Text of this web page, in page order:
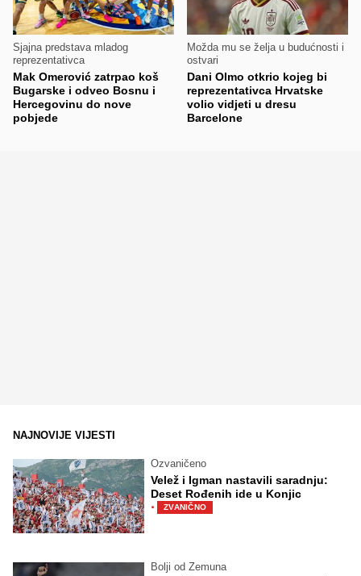
Sjajna predstava mladog
reprezentativca
Mak Omerović zatrpao koš
Bugarske i odveo Bosnu i
Hercegovinu do nove
pobjede
Možda mu se želja u budućnosti i
ostvari
Dani Olmo otkrio kojeg bi
reprezentativca Hrvatske
volio vidjeti u dresu
Barcelone
NAJNOVIJE VIJESTI
Ozvaničeno
Velež i Igman nastavili saradnju:
Deset Rođenih ide u Konjic
· ZVANIČNO
Bolji od Zemuna